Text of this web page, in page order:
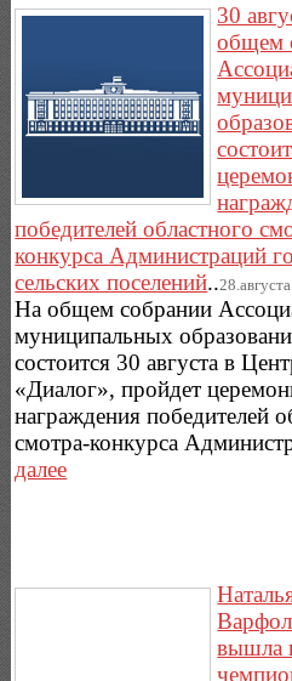
30
общем
победителей областного
конкурса Администраций
сельских поселений..
На общем собрании
муниципальных
состоится 30 августа в
«Диалог», пройдет
награждения победителей
смотра-конкурса
далее
вышла